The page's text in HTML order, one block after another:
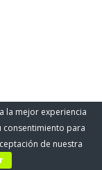
la mejor experiencia
consentimiento para
de nuestra